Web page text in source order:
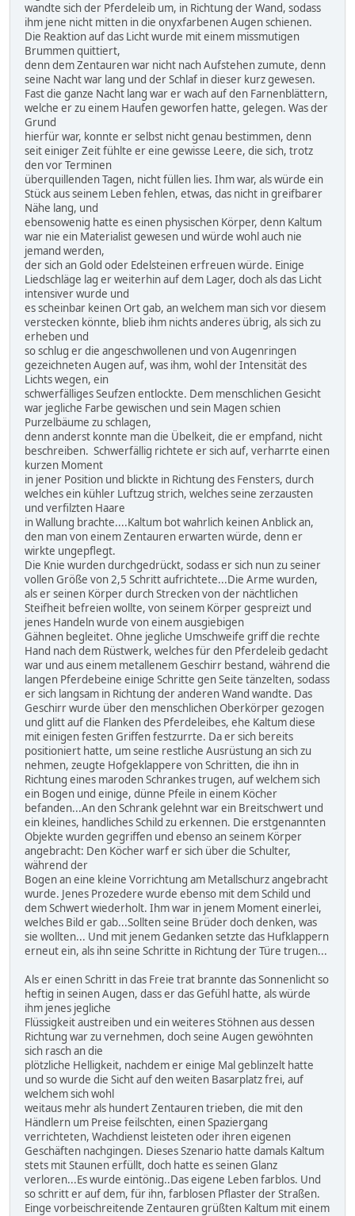
wandte sich der Pferdeleib um, in Richtung der Wand, sodass
ihm jene nicht mitten in die onyxfarbenen Augen schienen.
Die Reaktion auf das Licht wurde mit einem missmutigen
Brummen quittiert,
denn dem Zentauren war nicht nach Aufstehen zumute, denn
seine Nacht war lang und der Schlaf in dieser kurz gewesen.
Fast die ganze Nacht lang war er wach auf den Farnenblättern,
welche er zu einem Haufen geworfen hatte, gelegen. Was der
Grund
hierfür war, konnte er selbst nicht genau bestimmen, denn
seit einiger Zeit fühlte er eine gewisse Leere, die sich, trotz
den vor Terminen
überquillenden Tagen, nicht füllen lies. Ihm war, als würde ein
Stück aus seinem Leben fehlen, etwas, das nicht in greifbarer
Nähe lang, und
ebensowenig hatte es einen physischen Körper, denn Kaltum
war nie ein Materialist gewesen und würde wohl auch nie
jemand werden,
der sich an Gold oder Edelsteinen erfreuen würde. Einige
Liedschläge lag er weiterhin auf dem Lager, doch als das Licht
intensiver wurde und
es scheinbar keinen Ort gab, an welchem man sich vor diesem
verstecken könnte, blieb ihm nichts anderes übrig, als sich zu
erheben und
so schlug er die angeschwollenen und von Augenringen
gezeichneten Augen auf, was ihm, wohl der Intensität des
Lichts wegen, ein
schwerfälliges Seufzen entlockte. Dem menschlichen Gesicht
war jegliche Farbe gewischen und sein Magen schien
Purzelbäume zu schlagen,
denn anderst konnte man die Übelkeit, die er empfand, nicht
beschreiben. Schwerfällig richtete er sich auf, verharrte einen
kurzen Moment
in jener Position und blickte in Richtung des Fensters, durch
welches ein kühler Luftzug strich, welches seine zerzausten
und verfilzten Haare
in Wallung brachte....Kaltum bot wahrlich keinen Anblick an,
den man von einem Zentauren erwarten würde, denn er
wirkte ungepflegt.
Die Knie wurden durchgedrückt, sodass er sich nun zu seiner
vollen Größe von 2,5 Schritt aufrichtete...Die Arme wurden,
als er seinen Körper durch Strecken von der nächtlichen
Steifheit befreien wollte, von seinem Körper gespreizt und
jenes Handeln wurde von einem ausgiebigen
Gähnen begleitet. Ohne jegliche Umschweife griff die rechte
Hand nach dem Rüstwerk, welches für den Pferdeleib gedacht
war und aus einem metallenem Geschirr bestand, während die
langen Pferdebeine einige Schritte gen Seite tänzelten, sodass
er sich langsam in Richtung der anderen Wand wandte. Das
Geschirr wurde über den menschlichen Oberkörper gezogen
und glitt auf die Flanken des Pferdeleibes, ehe Kaltum diese
mit einigen festen Griffen festzurrte. Da er sich bereits
positioniert hatte, um seine restliche Ausrüstung an sich zu
nehmen, zeugte Hofgeklappere von Schritten, die ihn in
Richtung eines maroden Schrankes trugen, auf welchem sich
ein Bogen und einige, dünne Pfeile in einem Köcher
befanden...An den Schrank gelehnt war ein Breitschwert und
ein kleines, handliches Schild zu erkennen. Die erstgenannten
Objekte wurden gegriffen und ebenso an seinem Körper
angebracht: Den Köcher warf er sich über die Schulter,
während der
Bogen an eine kleine Vorrichtung am Metallschurz angebracht
wurde. Jenes Prozedere wurde ebenso mit dem Schild und
dem Schwert wiederholt. Ihm war in jenem Moment einerlei,
welches Bild er gab...Sollten seine Brüder doch denken, was
sie wollten... Und mit jenem Gedanken setzte das Hufklappern
erneut ein, als ihn seine Schritte in Richtung der Türe trugen...
Als er einen Schritt in das Freie trat brannte das Sonnenlicht so
heftig in seinen Augen, dass er das Gefühl hatte, als würde
ihm jenes jegliche
Flüssigkeit austreiben und ein weiteres Stöhnen aus dessen
Richtung war zu vernehmen, doch seine Augen gewöhnten
sich rasch an die
plötzliche Helligkeit, nachdem er einige Mal geblinzelt hatte
und so wurde die Sicht auf den weiten Basarplatz frei, auf
welchem sich wohl
weitaus mehr als hundert Zentauren trieben, die mit den
Händlern um Preise feilschten, einen Spaziergang
verrichteten, Wachdienst leisteten oder ihren eigenen
Geschäften nachgingen. Dieses Szenario hatte damals Kaltum
stets mit Staunen erfüllt, doch hatte es seinen Glanz
verloren...Es wurde eintönig..Das eigene Leben farblos. Und
so schritt er auf dem, für ihn, farblosen Pflaster der Straßen.
Einge vorbeischreitende Zentauren grüßten Kaltum mit einem